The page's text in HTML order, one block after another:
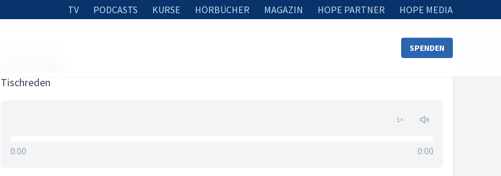
TV PODCASTS KURSE HÖRBÜCHER MAGAZIN HOPE PARTNER HOPE MEDIA
SPENDEN
Tischreden
1×
0:00 0:00